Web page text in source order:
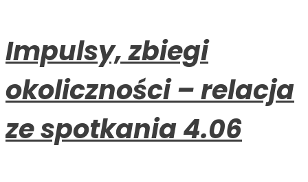
Impulsy, zbiegi
okoliczności – relacja
ze spotkania 4.06